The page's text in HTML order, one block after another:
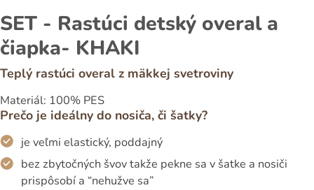
SET - Rastúci detský overal a
čiapka- KHAKI
Teplý rastúci overal z mäkkej svetroviny
Materiál: 100% PES
Prečo je ideálny do nosiča, či šatky?
je veľmi elastický, poddajný
bez zbytočných švov takže pekne sa v šatke a nosiči
prispôsobí a “nehužve sa”